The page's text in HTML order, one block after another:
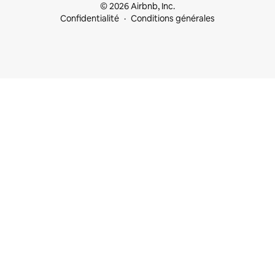
© 2026 Airbnb, Inc.
Confidentialité
Conditions générales